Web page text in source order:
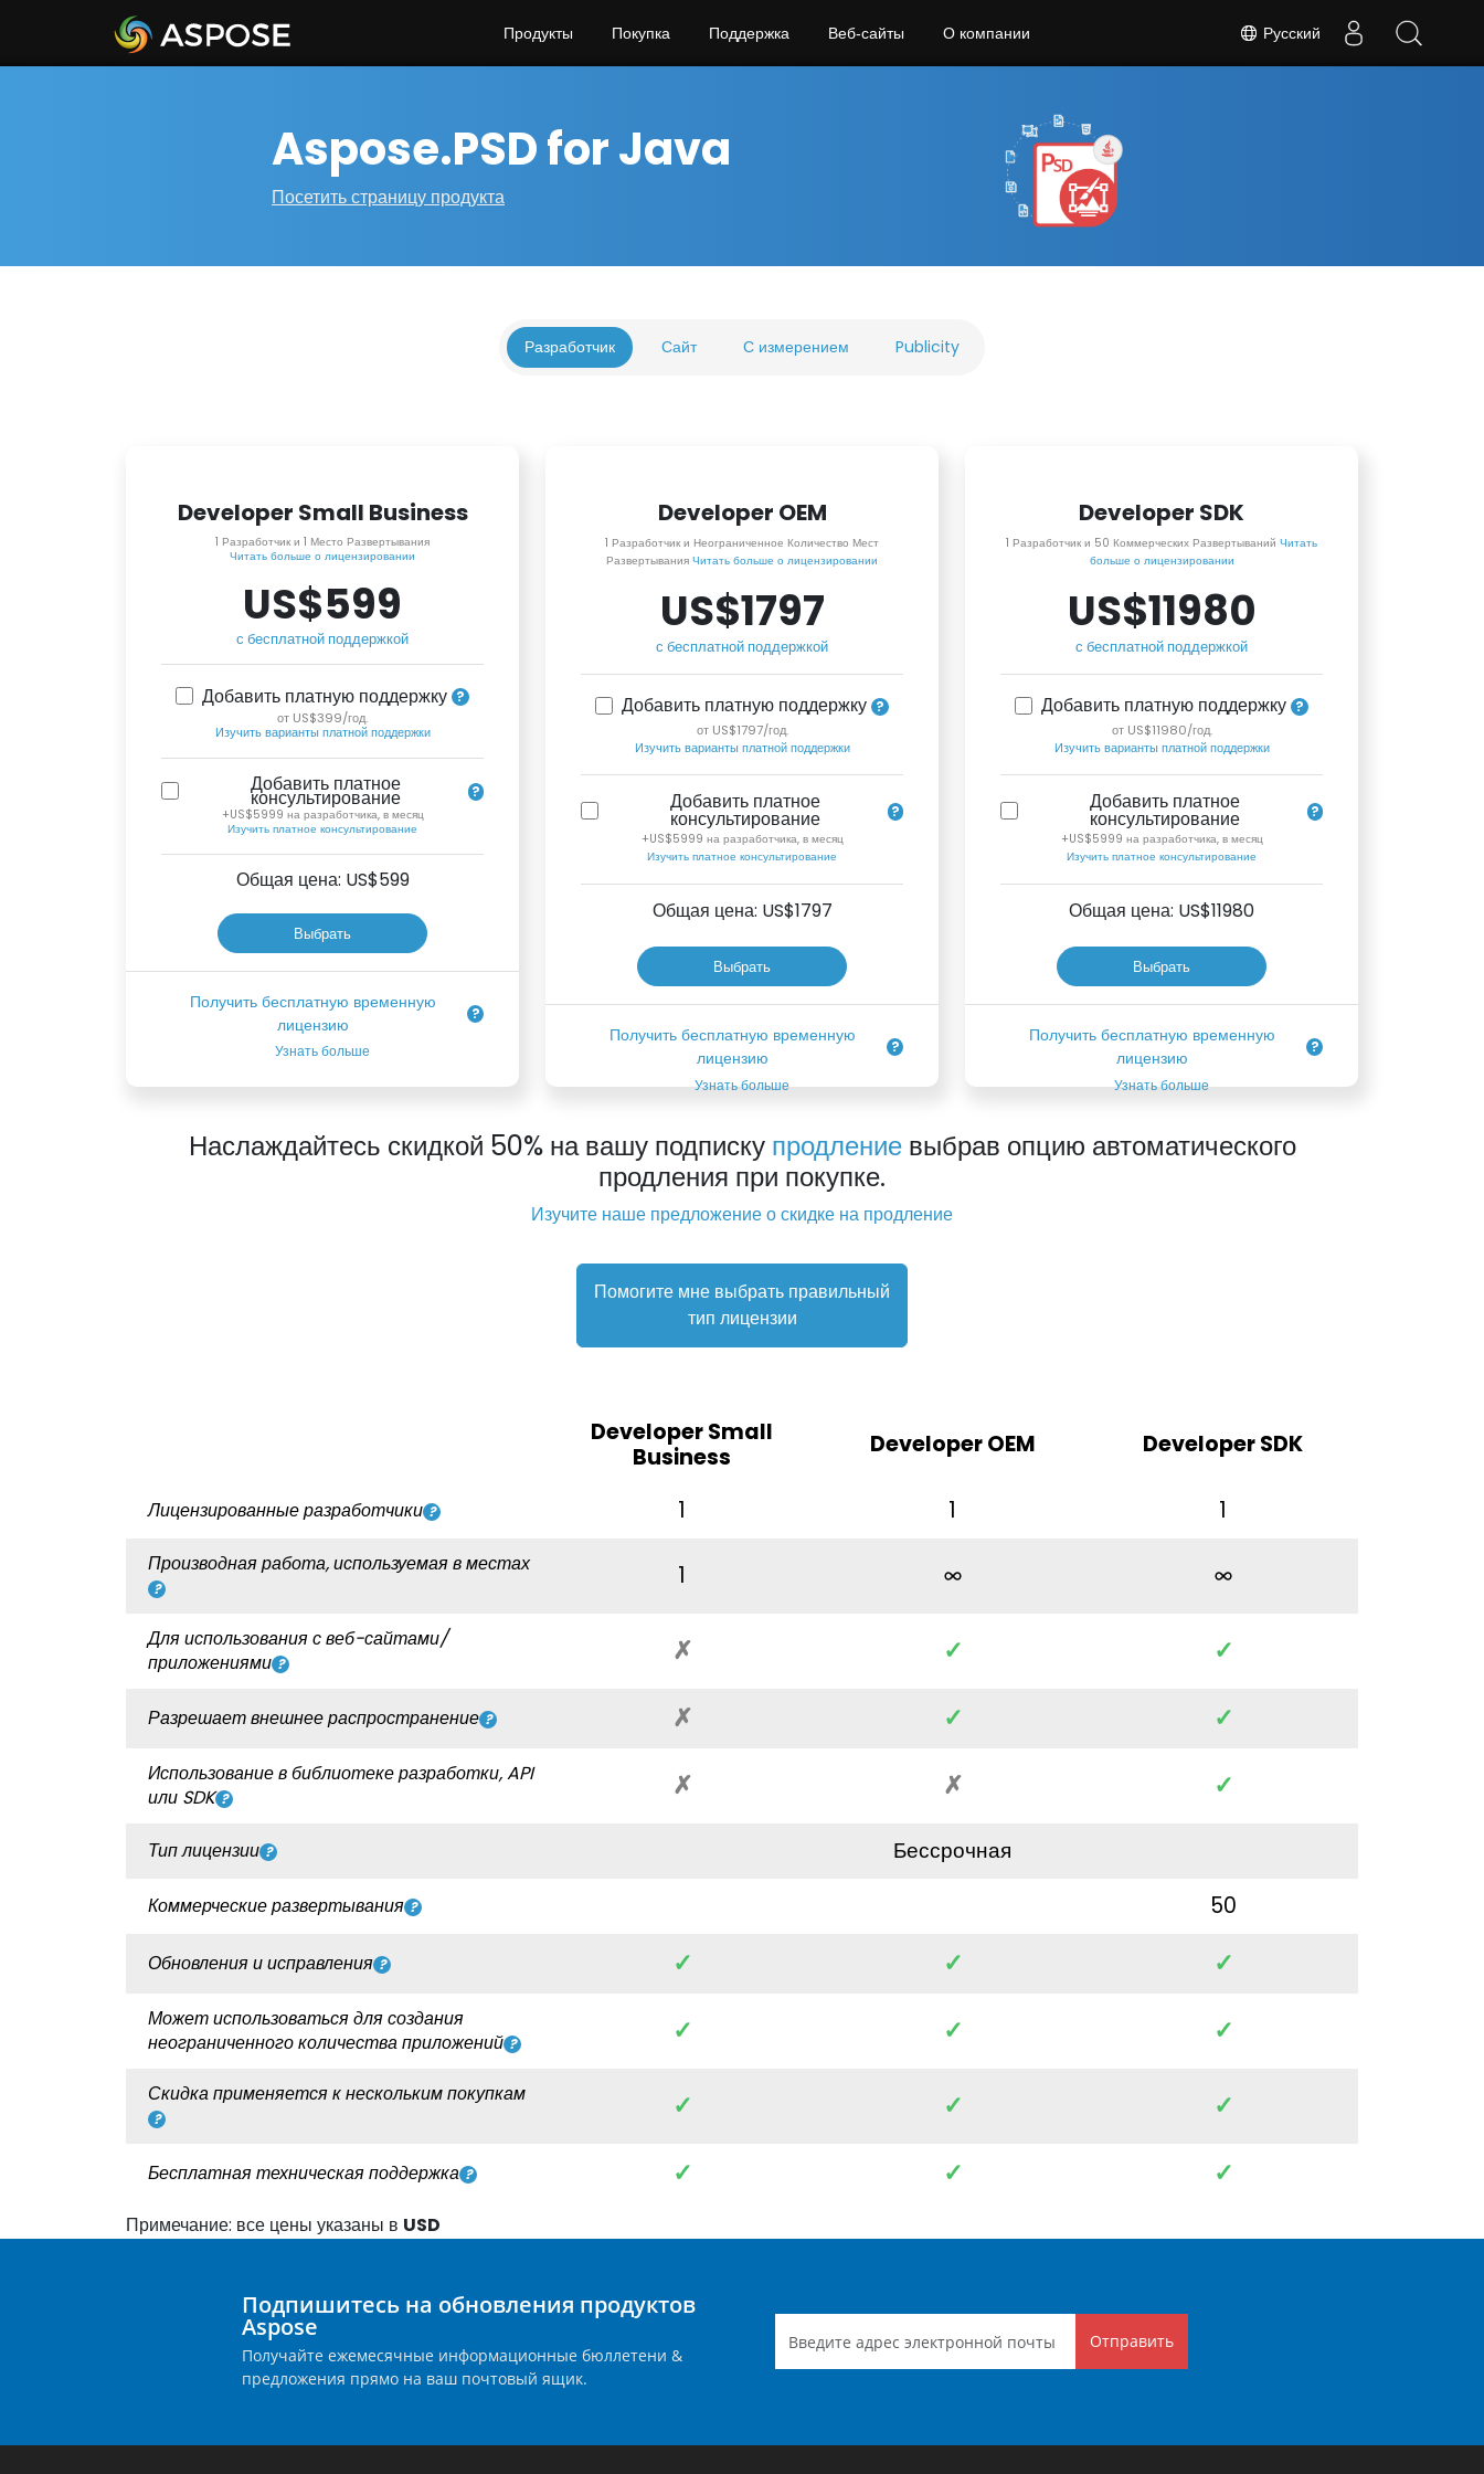
Русский
Продукты Покупка Поддержка Веб‑сайты О компании
Aspose.PSD for Java
Посетить страницу продукта
Разработчик Сайт С измерением Publicity
Developer Small Business
1 Разработчик и 1 Место Развертывания
Читать больше о лицензировании
US$599
с бесплатной поддержкой
Добавить платную поддержку
от US$399/год.
Изучить варианты платной поддержки
Добавить платное
консультирование
+US$5999 на разработчика, в месяц
Изучить платное консультирование
Общая цена: US$599
Выбрать
Получить бесплатную временную
лицензию
Узнать больше
Developer OEM
1 Разработчик и Неограниченное Количество Мест
Развертывания Читать больше о лицензировании
US$1797
с бесплатной поддержкой
Добавить платную поддержку
от US$1797/год.
Изучить варианты платной поддержки
Добавить платное
консультирование
+US$5999 на разработчика, в месяц
Изучить платное консультирование
Общая цена: US$1797
Выбрать
Получить бесплатную временную
лицензию
Узнать больше
Developer SDK
1 Разработчик и 50 Коммерческих Развертываний Читать
больше о лицензировании
US$11980
с бесплатной поддержкой
Добавить платную поддержку
от US$11980/год.
Изучить варианты платной поддержки
Добавить платное
консультирование
+US$5999 на разработчика, в месяц
Изучить платное консультирование
Общая цена: US$11980
Выбрать
Получить бесплатную временную
лицензию
Узнать больше
Наслаждайтесь скидкой 50% на вашу подписку продлениевыбрав опцию автоматического
продления при покупке.
Изучите наше предложение о скидке на продление
Помогите мне выбрать правильный
тип лицензии
Developer Small
Business
Developer OEM Developer SDK
Лицензированные разработчики 1 1 1
Производная работа, используемая в местах 1
Для использования с веб-сайтами/
приложениями
✗ ✓ ✓
Разрешает внешнее распространение ✗ ✓ ✓
Использование в библиотеке разработки, API
или SDK
✗ ✗ ✓
Тип лицензии Бессрочная
Коммерческие развертывания 50
Обновления и исправления ✓ ✓ ✓
Может использоваться для создания
неограниченного количества приложений
✓ ✓ ✓
Скидка применяется к нескольким покупкам ✓ ✓ ✓
Бесплатная техническая поддержка ✓ ✓ ✓
Примечание: все цены указаны в USD
Подпишитесь на обновления продуктов
Aspose
Получайте ежемесячные информационные бюллетени &
предложения прямо на ваш почтовый ящик.
Отправить